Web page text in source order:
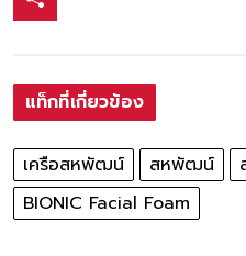
แท็กที่เกี่ยวข้อง
เครือสหพัฒน์ สหพัฒน์
BIONIC Facial Foam